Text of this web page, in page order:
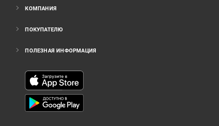
КОМПАНИЯ
ПОКУПАТЕЛЮ
ПОЛЕЗНАЯ ИНФОРМАЦИЯ